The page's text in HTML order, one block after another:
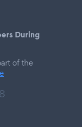
During
of the